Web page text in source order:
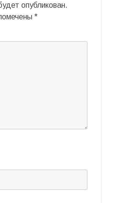
опубликован.
*